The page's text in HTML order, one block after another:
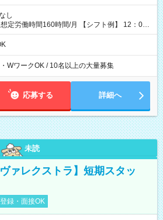
し
間160時間/月 【シフト例】 12：00
WワークOK / 10名以上の大量募集
応募する 詳細へ
未読
ァレクストラ】短期スタッ
録・面接OK